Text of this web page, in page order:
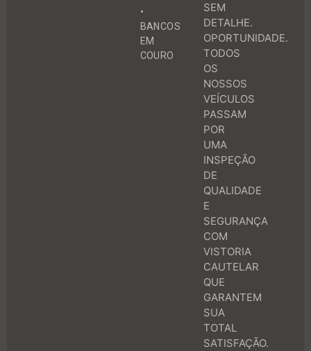
•
BANCOS
EM
COURO
SEM
DETALHE.
OPORTUNIDADE.
TODOS
OS
NOSSOS
VEÍCULOS
PASSAM
POR
UMA
INSPEÇÃO
DE
QUALIDADE
E
SEGURANÇA
COM
VISTORIA
CAUTELAR
QUE
GARANTEM
SUA
TOTAL
SATISFAÇÃO.